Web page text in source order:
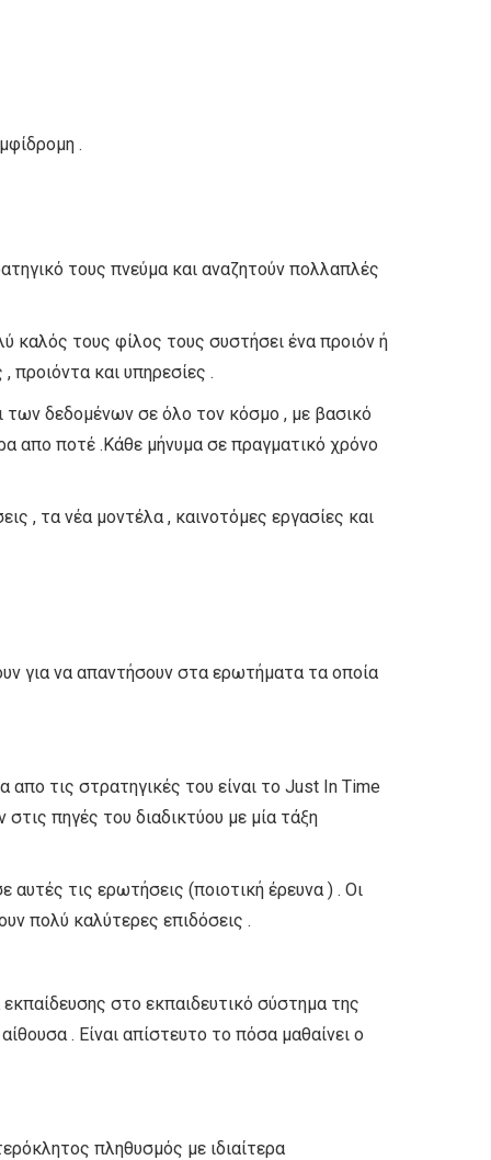
.
τους πνεύμα και αναζητούν πολλαπλές
καλός τους φίλος τους συστήσει ένα προιόν ή
προιόντα και υπηρεσίες .
των δεδομένων σε όλο τον κόσμο , με βασικό
απο ποτέ .Κάθε μήνυμα σε πραγματικό χρόνο
, τα νέα μοντέλα , καινοτόμες εργασίες και
για να απαντήσουν στα ερωτήματα τα οποία
τις στρατηγικές του είναι το Just In Time
πηγές του διαδικτύου με μία τάξη
τις ερωτήσεις (ποιοτική έρευνα ) . Οι
πολύ καλύτερες επιδόσεις .
στο εκπαιδευτικό σύστημα της
. Είναι απίστευτο το πόσα μαθαίνει ο
πληθυσμός με ιδιαίτερα